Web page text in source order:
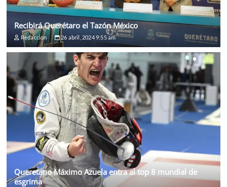
Recibirá Querétaro el Tazón México
Redaccion 26 abril, 2024 9:55 am
Queretano Máximo Azuela entra al top 8 mundial de
esgrima